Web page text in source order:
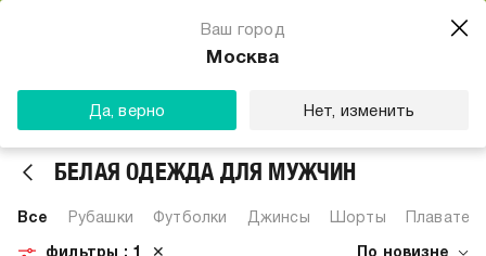
Ваш город
Москва
Да, верно Нет, изменить
БЕЛАЯ ОДЕЖДА ДЛЯ МУЖЧИН
Все Рубашки Футболки Джинсы Шорты
Магазин одежды для тебя